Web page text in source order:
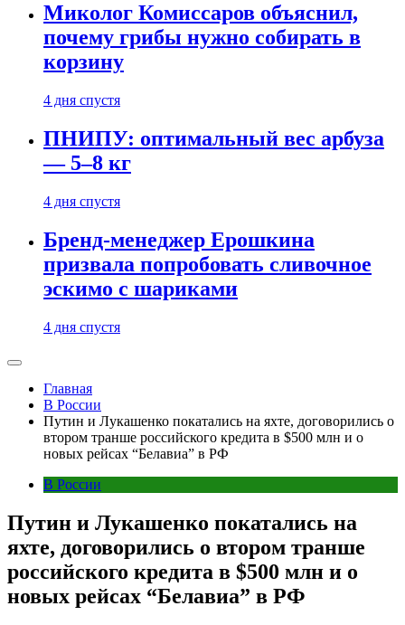
Миколог Комиссаров объяснил,
почему грибы нужно собирать в
корзину
4 дня спустя
ПНИПУ: оптимальный вес арбуза
— 5–8 кг
4 дня спустя
Бренд-менеджер Ерошкина
призвала попробовать сливочное
эскимо с шариками
4 дня спустя
Главная
В России
Путин и Лукашенко покатались на яхте, договорились о
втором транше российского кредита в $500 млн и о
новых рейсах “Белавиа” в РФ
В России
Путин и Лукашенко покатались на
яхте, договорились о втором транше
российского кредита в $500 млн и о
новых рейсах “Белавиа” в РФ